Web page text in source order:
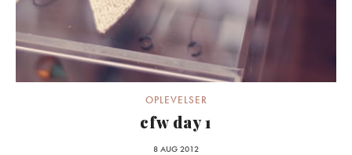
OPLEVELSER
cfw day 1
8 AUG 2012